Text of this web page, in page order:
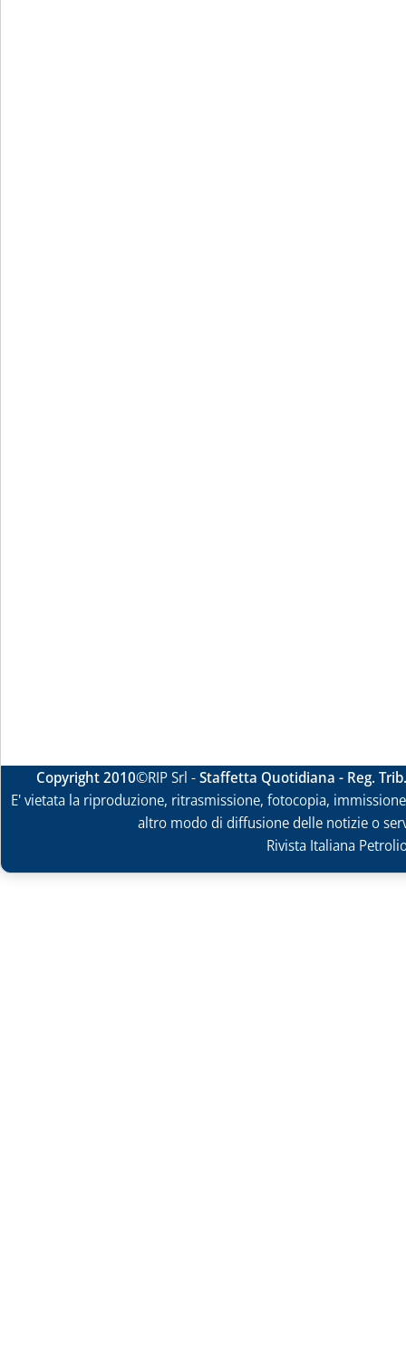
Copyright 2010©RIP Srl -Staffetta Quotidiana - Reg.
E' vietata la riproduzione, ritrasmissione, fotocopia,
altro modo di diffusione delle notizie o
Rivista Italiana